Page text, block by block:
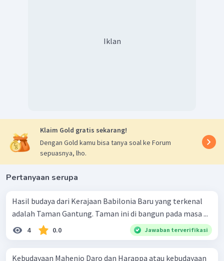
Iklan
Klaim Gold gratis sekarang!
Dengan Gold kamu bisa tanya soal ke Forum
sepuasnya, lho.
Pertanyaan serupa
Hasil budaya dari Kerajaan Babilonia Baru yang terkenal
adalah Taman Gantung. Taman ini di bangun pada masa ...
4 0.0 Jawaban terverifikasi
Kebudayaan Mahenjo Daro dan Harappa atau kebudayaan